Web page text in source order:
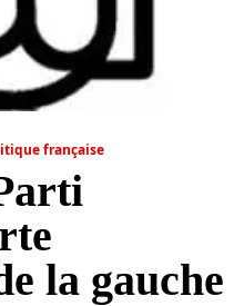
française
la gauche